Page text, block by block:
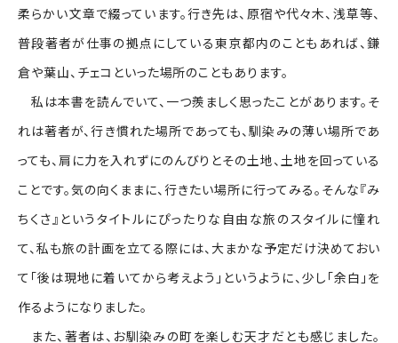
柔らかい文章で綴っています。行き先は、原宿や代々木、浅草等、
普段著者が仕事の拠点にしている東京都内のこともあれば、鎌
倉や葉山、チェコといった場所のこともあります。
私は本書を読んでいて、一つ羨ましく思ったことがあります。そ
れは著者が、行き慣れた場所であっても、馴染みの薄い場所であ
っても、肩に力を入れずにのんびりとその土地、土地を回っている
ことです。気の向くままに、行きたい場所に行ってみる。そんな『み
ちくさ』というタイトルにぴったりな自由な旅のスタイルに憧れ
て、私も旅の計画を立てる際には、大まかな予定だけ決めておい
て「後は現地に着いてから考えよう」というように、少し「余白」を
作るようになりました。
また、著者は、お馴染みの町を楽しむ天才だとも感じました。